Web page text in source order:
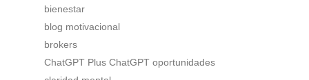
bienestar
blog motivacional
brokers
ChatGPT Plus ChatGPT oportunidades